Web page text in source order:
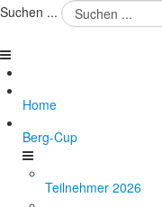
Suchen ...
Home
Berg-Cup
Teilnehmer 2026